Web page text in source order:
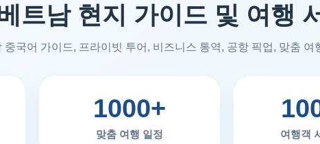
트남 현지 가이드 및 여행
중국어 가이드, 프라이빗 투어, 비즈니스 통역, 공항 픽업, 맞춤
1000+
맞춤 여행 일정 여행객